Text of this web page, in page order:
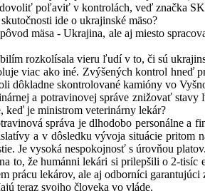
poľaviť v kontrolách, veď značka
ide o ukrajinské mäso?
mäsa - Ukrajina, ale aj miesto
rozkolísala vieru ľudí v to, či sú
viac ako iné. Zvýšených kontrol hneď
dôkladne skontrolované kamióny vo
a potravinovej správe znižovať
keď je ministrom veterinárny lekár?
správa je dlhodobo personálne
a v dôsledku vývoja situácie pritom
Je vysoká nespokojnosť s úrovňou platov.
to, že humánni lekári si prilepšili o 2-tisíc
prácu lekárov, ale aj odborníci
teraz svojho človeka vo vláde.